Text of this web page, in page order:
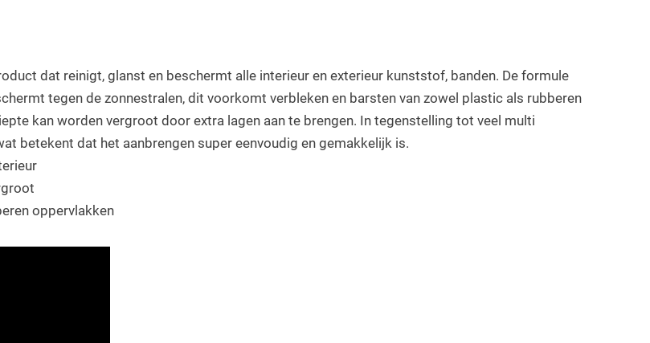
dat reinigt, glanst en beschermt alle interieur en exterieur kunststof, banden. De formule
tegen de zonnestralen, dit voorkomt verbleken en barsten van zowel plastic als rubberen
kan worden vergroot door extra lagen aan te brengen. In tegenstelling tot veel multi
betekent dat het aanbrengen super eenvoudig en gemakkelijk is.
oppervlakken